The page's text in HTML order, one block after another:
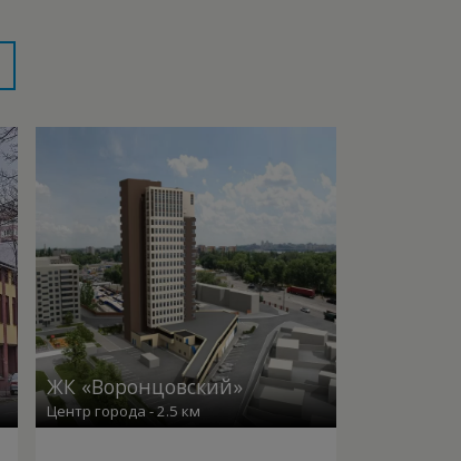
ЖК «Воронцовский»
Центр города - 2.5 км